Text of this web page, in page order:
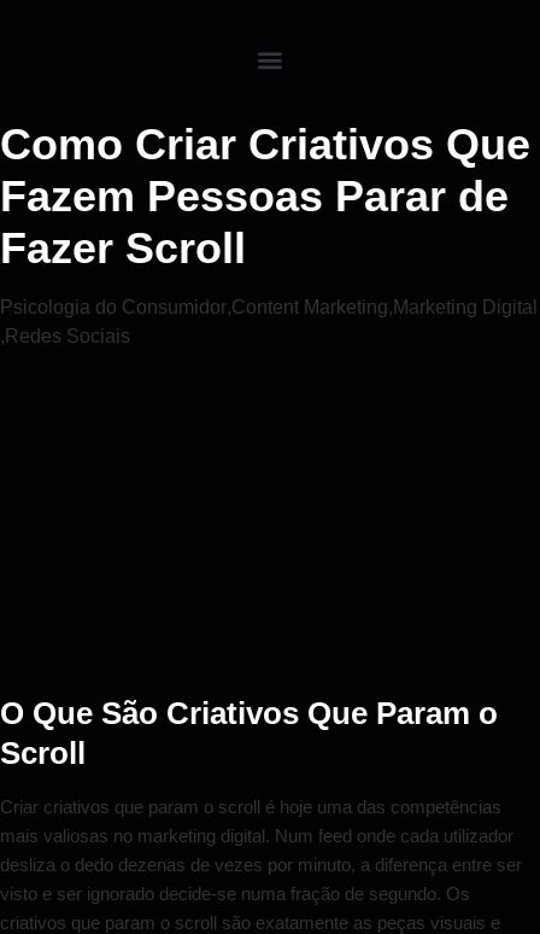
Como Criar Criativos Que
Fazem Pessoas Parar de
Fazer Scroll
Psicologia do Consumidor,Content Marketing, Marketing Digital
, Redes Sociais
O Que São Criativos Que Param o
Scroll
Criar criativos que param o scroll é hoje uma das competências
mais valiosas no marketing digital. Num feed onde cada utilizador
desliza o dedo dezenas de vezes por minuto, a diferença entre ser
visto e ser ignorado decide-se numa fração de segundo. Os
criativos que param o scroll são exatamente as peças visuais e